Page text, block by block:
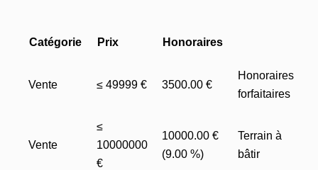
Catégorie Prix Honoraires
Vente ≤ 49999 € 3500.00 €
Honoraires
forfaitaires
Vente
≤
10000000
€
10000.00 €
(9.00 %)
Terrain à
bâtir